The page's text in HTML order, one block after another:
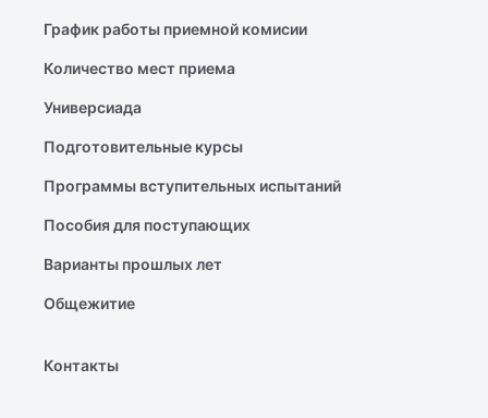
График работы приемной комисии
Количество мест приема
Универсиада
Подготовительные курсы
Программы вступительных испытаний
Пособия для поступающих
Варианты прошлых лет
Общежитие
Контакты